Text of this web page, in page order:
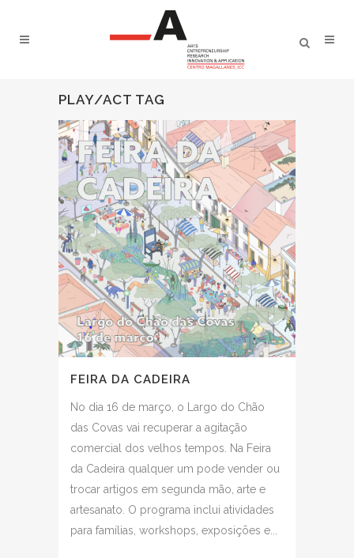
PLAY/ACT TAG
FEIRA DA CADEIRA
No dia 16 de março, o Largo do Chão
das Covas vai recuperar a agitação
comercial dos velhos tempos. Na Feira
da Cadeira qualquer um pode vender ou
trocar artigos em segunda mão, arte e
artesanato. O programa inclui atividades
para famílias, workshops, exposições e...